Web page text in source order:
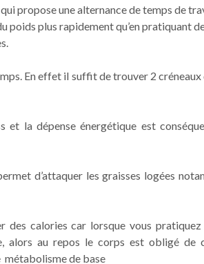
propose une alternance de temps de
plus rapidement qu’en pratiquant
En effet il suffit de trouver 2 créneaux
la dépense énergétique est
d’attaquer les graisses logées
des calories car lorsque vous
alors au repos le corps est obligé de
métabolisme de base